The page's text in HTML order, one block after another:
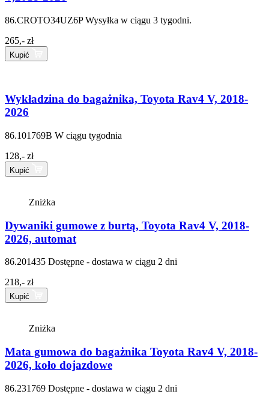
86.CROTO34UZ6P Wysyłka w ciągu 3 tygodni.
265,- zł
Kupić
Wykładzina do bagażnika, Toyota Rav4 V, 2018-
2026
86.101769B W ciągu tygodnia
128,- zł
Kupić
Zniżka
Dywaniki gumowe z burtą, Toyota Rav4 V, 2018-
2026, automat
86.201435 Dostępne - dostawa w ciągu 2 dni
218,- zł
Kupić
Zniżka
Mata gumowa do bagażnika Toyota Rav4 V, 2018-
2026, koło dojazdowe
86.231769 Dostępne - dostawa w ciągu 2 dni